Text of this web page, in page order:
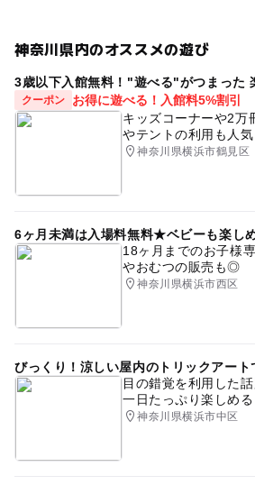
駐車可能台数
80台
※駐車場無料
※普通車80台、バス20台
虫 芦ノ湖 旅行 コロナ対策
レジャー施設 散策路 カブトム
遊歩道 ベビーカーOK 屋
風光明媚 手作り
シルバーウィーク2026
秋のお出かけ2026 富士山 体験
冬休み2025-2026 雨のお出かけ
クラフト体験 ガイドウォーク
東名高速道路 春休
神奈川県内のオススメの遊び
3歳以下入館無料！"遊べる"がつまった
クーポン
お得に遊べる！入館料5%割引
キッズコーナーや2万
やテントの利用も人気
神奈川県横浜市鶴見区
6ヶ月未満は入場料無料★ベビーも楽し
18ヶ月までのお子様
やおむつの販売も◎
神奈川県横浜市西区
びっくり！涼しい屋内のトリックアート
目の錯覚を利用した
一日たっぷり楽しめる
神奈川県横浜市中区